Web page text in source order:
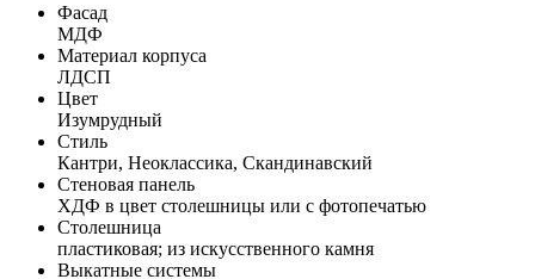
Фасад
МДФ
Материал корпуса
ЛДСП
Цвет
Изумрудный
Стиль
Кантри, Неоклассика, Скандинавский
Стеновая панель
ХДФ в цвет столешницы или с фотопечатью
Столешница
пластиковая; из искусственного камня
Выкатные системы